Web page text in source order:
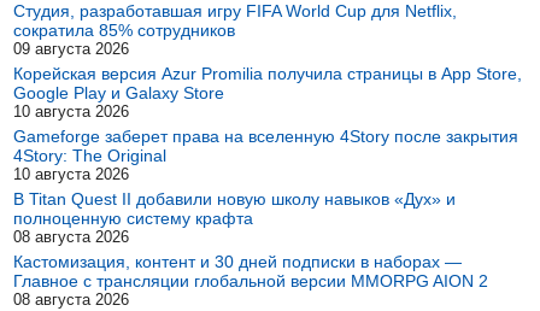
Студия, разработавшая игру FIFA World Cup для Netflix,
сократила 85% сотрудников
09 августа 2026
Корейская версия Azur Promilia получила страницы в App Store,
Google Play и Galaxy Store
10 августа 2026
Gameforge заберет права на вселенную 4Story после закрытия
4Story: The Original
10 августа 2026
В Titan Quest II добавили новую школу навыков «Дух» и
полноценную систему крафта
08 августа 2026
Кастомизация, контент и 30 дней подписки в наборах —
Главное с трансляции глобальной версии MMORPG AION 2
08 августа 2026